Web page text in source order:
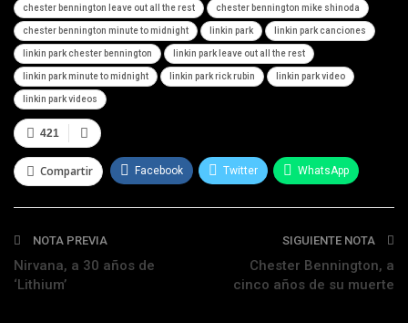
chester bennington leave out all the rest chester bennington mike shinoda
chester bennington minute to midnight linkin park linkin park canciones
linkin park chester bennington linkin park leave out all the rest
linkin park minute to midnight linkin park rick rubin linkin park video
linkin park videos
421
Compartir Facebook Twitter WhatsApp
Telegram
NOTA PREVIA
Nirvana, a 30 años de
‘Lithium’
SIGUIENTE NOTA
Chester Bennington, a
cinco años de su muerte